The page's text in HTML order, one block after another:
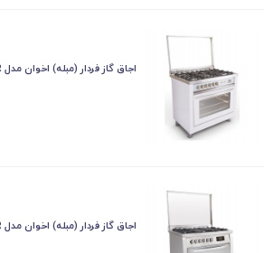
اجاق گاز فردار (مبله) اخوان مدل M10-EDTR
اجاق گاز فردار (مبله) اخوان مدل M13-EDTR